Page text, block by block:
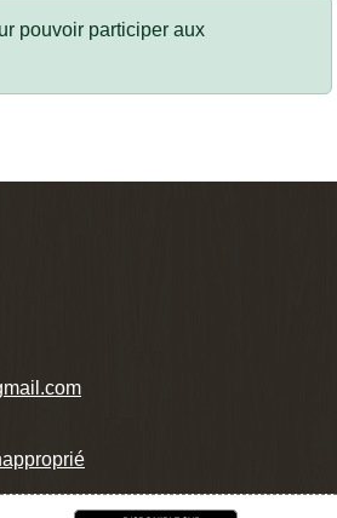
pouvoir participer aux